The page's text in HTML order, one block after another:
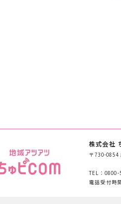
株式会社
〒730-0854
TEL：
電話受付時